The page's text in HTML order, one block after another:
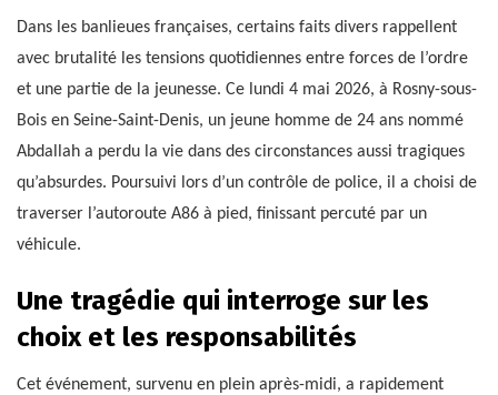
Dans les banlieues françaises, certains faits divers rappellent
avec brutalité les tensions quotidiennes entre forces de l’ordre
et une partie de la jeunesse. Ce lundi 4 mai 2026, à Rosny-sous-
Bois en Seine-Saint-Denis, un jeune homme de 24 ans nommé
Abdallah a perdu la vie dans des circonstances aussi tragiques
qu’absurdes. Poursuivi lors d’un contrôle de police, il a choisi de
traverser l’autoroute A86 à pied, finissant percuté par un
véhicule.
Une tragédie qui interroge sur les
choix et les responsabilités
Cet événement, survenu en plein après-midi, a rapidement